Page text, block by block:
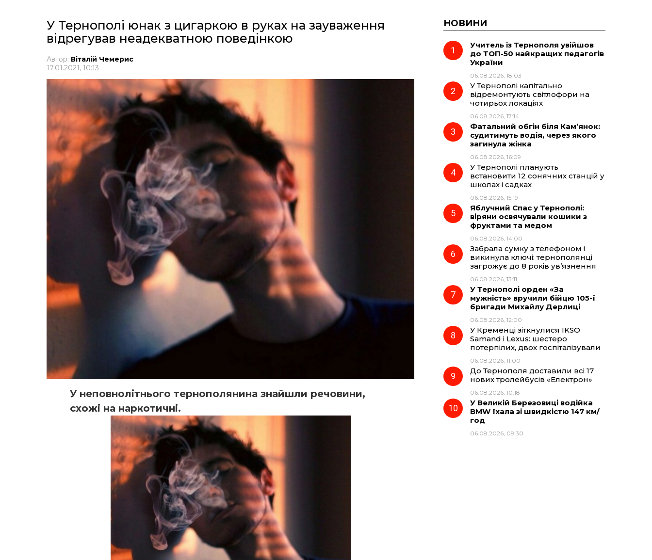
У Тернополі юнак з цигаркою в руках на зауваження
відрегував неадекватною поведінкою
Автор: Віталій Чемерис
17.01.2021, 10:13
У неповнолітнього тернополянина знайшли речовини,
схожі на наркотичні.
НОВИНИ
Учитель із Тернополя увійшов
до ТОП-50 найкращих педагогів
України
06.08.2026, 18:03
У Тернополі капітально
відремонтують світлофори на
чотирьох локаціях
06.08.2026, 17:14
Фатальний обгін біля Кам’янок:
судитимуть водія, через якого
загинула жінка
06.08.2026, 16:09
У Тернополі планують
встановити 12 сонячних станцій у
школах і садках
06.08.2026, 15:19
Яблучний Спас у Тернополі:
віряни освячували кошики з
фруктами та медом
06.08.2026, 14:00
Забрала сумку з телефоном і
викинула ключі: тернополянці
загрожує до 8 років ув’язнення
06.08.2026, 13:11
У Тернополі орден «За
мужність» вручили бійцю 105-ї
бригади Михайлу Дерлиці
06.08.2026, 12:00
У Кременці зіткнулися IKSO
Samand і Lexus: шестеро
потерпілих, двох госпіталізували
06.08.2026, 11:00
До Тернополя доставили всі 17
нових тролейбусів «Електрон»
06.08.2026, 10:18
У Великій Березовиці водійка
BMW їхала зі швидкістю 147 км/
год
06.08.2026, 09:30